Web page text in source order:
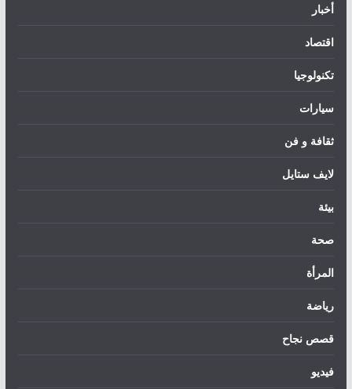
أخبار
اقتصاد
تكنولوجيا
سيارات
ثقافة و فن
لايف ستايل
بيئة
صحة
المرأة
رياضة
قصص نجاح
فيديو